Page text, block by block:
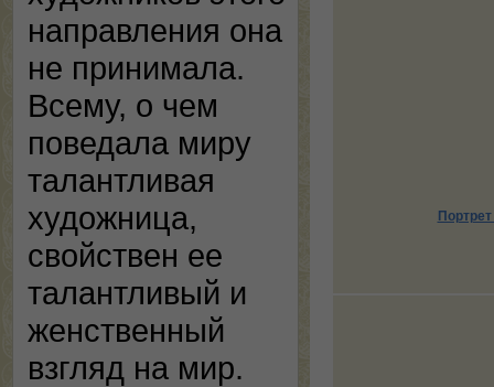
направления она
не принимала.
Всему, о чем
поведала миру
талантливая
художница,
свойствен ее
талантливый и
женственный
взгляд на мир.